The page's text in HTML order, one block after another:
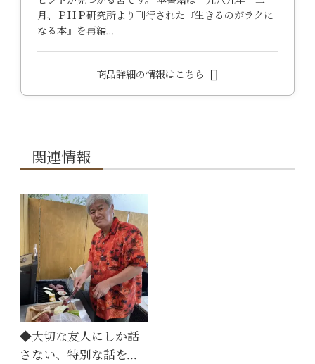
月、ＰＨＰ研究所より刊行された『生きるのがラクに
なる本』を再編…
商品詳細の情報はこちら
関連情報
◆大切な友人にしか話
さない、特別な話を…